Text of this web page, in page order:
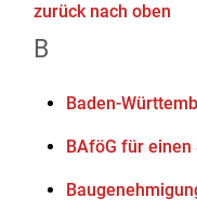
zurück nach oben
B
Baden-
BAföG für